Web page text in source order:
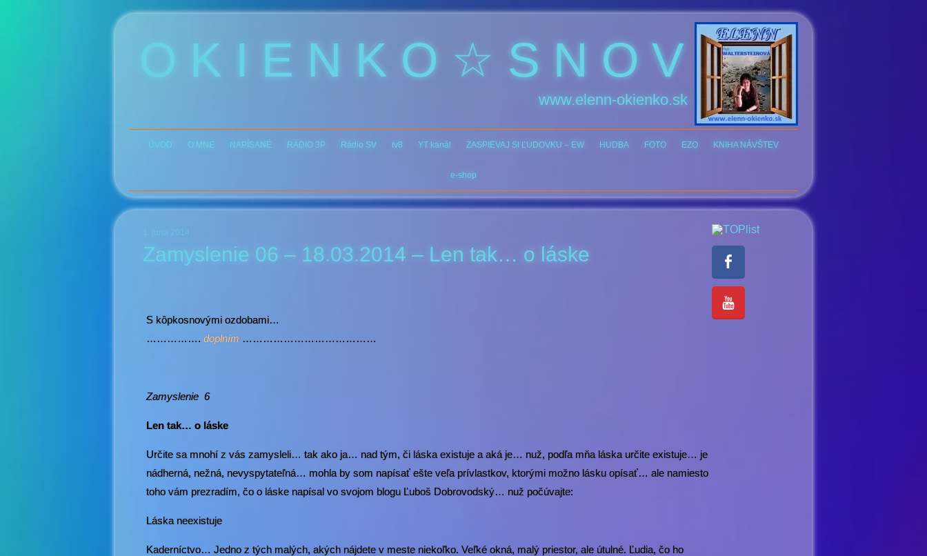
O K I E N K O ☆ S N O V
www.elenn-okienko.sk
ÚVOD O MNE NAPÍSANÉ RÁDIO 3P Rádio SV tv8 YT kanál ZASPIEVAJ SI ĽUDOVKU – EW HUDBA FOTO EZO KNIHA NÁVŠTEV
e-shop
Zamyslenie 06 – 18.03.2014 – Len tak… o láske
S kôpkosnovými ozdobami…
……………. doplním …………………………………
Zamyslenie 6
Len tak… o láske
Určite sa mnohí z vás zamysleli… tak ako ja… nad tým, či láska existuje a aká je… nuž, podľa mňa láska určite existuje… je
nádherná, nežná, nevyspytateľná… mohla by som napísať ešte veľa prívlastkov, ktorými možno lásku opísať… ale namiesto
toho vám prezradím, čo o láske napísal vo svojom blogu Ľuboš Dobrovodský… nuž počúvajte:
Láska neexistuje
Kaderníctvo… Jedno z tých malých, akých nájdete v meste niekoľko. Veľké okná, malý priestor, ale útulné. Ľudia, čo ho